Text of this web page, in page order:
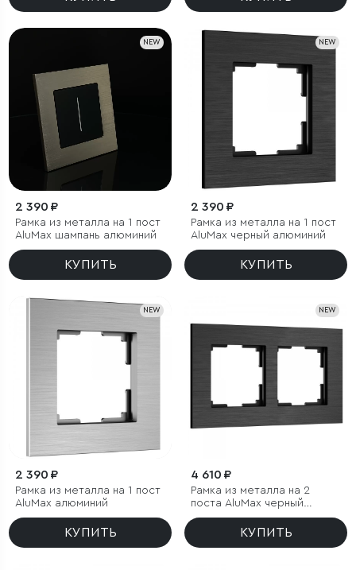
NEW
2 390 ₽
Рамка из металла на 1 пост
АluMax шампань алюминий
КУПИТЬ
NEW
2 390 ₽
Рамка из металла на 1 пост
АluMax черный алюминий
КУПИТЬ
NEW
2 390 ₽
Рамка из металла на 1 пост
АluMax алюминий
КУПИТЬ
NEW
4 610 ₽
Рамка из металла на 2
поста АluMax черный
алюминий
КУПИТЬ